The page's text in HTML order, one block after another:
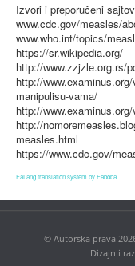
Izvori i preporučeni
www.cdc.gov/measles/
www.who.int/topics/
https://sr.wikipedia.org/
http://www.zzjzle.org.rs/
http://
manipulisu-vama/
http://
http://
measles.html
https://www.cdc.gov/
FaLang translation system by Faboba
© Autorska prava
Dizajn i